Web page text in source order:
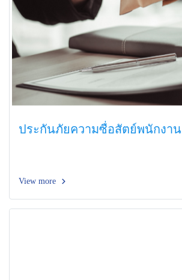
ประกันภัยความซื่อสัตย์พนักงาน
View more